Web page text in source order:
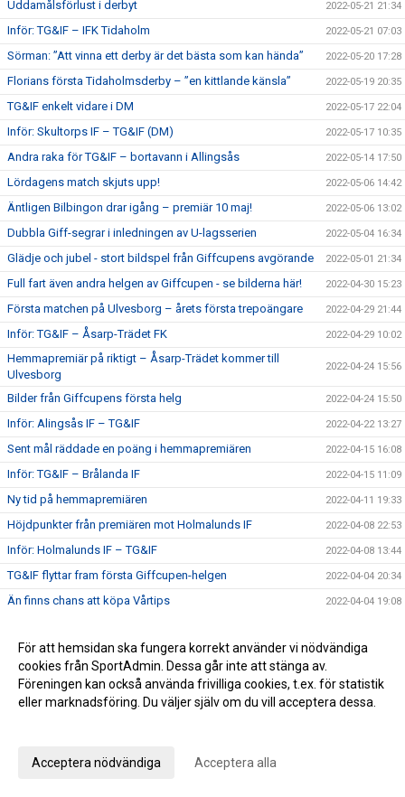
Uddamålsförlust i derbyt 2022-05-21 21:34
Inför: TG&IF – IFK Tidaholm 2022-05-21 07:03
Sörman: ”Att vinna ett derby är det bästa som kan hända” 2022-05-20 17:28
Florians första Tidaholmsderby – ”en kittlande känsla” 2022-05-19 20:35
TG&IF enkelt vidare i DM 2022-05-17 22:04
Inför: Skultorps IF – TG&IF (DM) 2022-05-17 10:35
Andra raka för TG&IF – bortavann i Allingsås 2022-05-14 17:50
Lördagens match skjuts upp! 2022-05-06 14:42
Äntligen Bilbingon drar igång – premiär 10 maj! 2022-05-06 13:02
Dubbla Giff-segrar i inledningen av U-lagsserien 2022-05-04 16:34
Glädje och jubel - stort bildspel från Giffcupens avgörande 2022-05-01 21:34
Full fart även andra helgen av Giffcupen - se bilderna här! 2022-04-30 15:23
Första matchen på Ulvesborg – årets första trepoängare 2022-04-29 21:44
Inför: TG&IF – Åsarp-Trädet FK 2022-04-29 10:02
Hemmapremiär på riktigt – Åsarp-Trädet kommer till
Ulvesborg
2022-04-24 15:56
Bilder från Giffcupens första helg 2022-04-24 15:50
Inför: Alingsås IF – TG&IF 2022-04-22 13:27
Sent mål räddade en poäng i hemmapremiären 2022-04-15 16:08
Inför: TG&IF – Brålanda IF 2022-04-15 11:09
Ny tid på hemmapremiären 2022-04-11 19:33
Höjdpunkter från premiären mot Holmalunds IF 2022-04-08 22:53
Inför: Holmalunds IF – TG&IF 2022-04-08 13:44
TG&IF flyttar fram första Giffcupen-helgen 2022-04-04 20:34
Än finns chans att köpa Vårtips 2022-04-04 19:08
Inför: TG&IF – Götene IF (träningsmatch) 2022-04-01 17:10
Bra årspremiär av juniorlaget mot Folkabo 2022-03-24 16:48
INFO Nya huvudentrèn 2022-03-24 12:27
För att hemsidan ska fungera korrekt använder vi nödvändiga
cookies från SportAdmin. Dessa går inte att stänga av.
Föreningen kan också använda frivilliga cookies, t.ex. för statistik
eller marknadsföring. Du väljer själv om du vill acceptera dessa.
Acceptera nödvändiga Acceptera alla